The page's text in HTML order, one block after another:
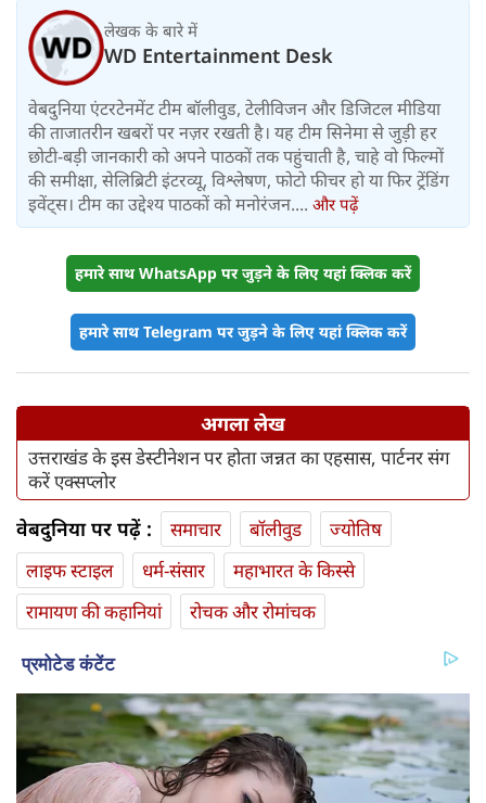
लेखक के बारे में
WD Entertainment Desk
वेबदुनिया एंटरटेनमेंट टीम बॉलीवुड, टेलीविजन और डिजिटल मीडिया
की ताजातरीन खबरों पर नज़र रखती है। यह टीम सिनेमा से जुड़ी हर
छोटी-बड़ी जानकारी को अपने पाठकों तक पहुंचाती है, चाहे वो फिल्मों
की समीक्षा, सेलिब्रिटी इंटरव्यू, विश्लेषण, फोटो फीचर हो या फिर ट्रेंडिंग
इवेंट्स। टीम का उद्देश्य पाठकों को मनोरंजन.... और पढ़ें
हमारे साथ WhatsApp पर जुड़ने के लिए यहां क्लिक करें
हमारे साथ Telegram पर जुड़ने के लिए यहां क्लिक करें
अगला लेख
उत्तराखंड के इस डेस्टीनेशन पर होता जन्नत का एहसास, पार्टनर संग
करें एक्सप्लोर
वेबदुनिया पर पढ़ें : समाचार बॉलीवुड
ज्योतिष
लाइफ स्‍टाइल
धर्म-संसार
महाभारत के किस्से
रामायण की कहानियां
रोचक और रोमांचक